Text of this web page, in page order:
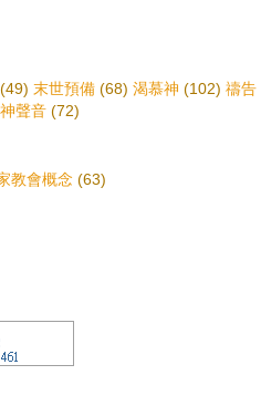
(49) 末世預備 (68) 渴慕神 (102) 禱告
聲音 (72)
教會概念 (63)